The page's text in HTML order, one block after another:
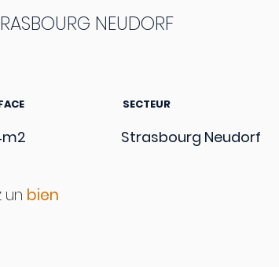
NEUDORF
SECTEUR
Strasbourg Neudorf
un bien